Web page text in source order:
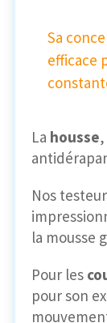
Sa
efficace
La housse
Nos
la mousse
Pour les
pour son